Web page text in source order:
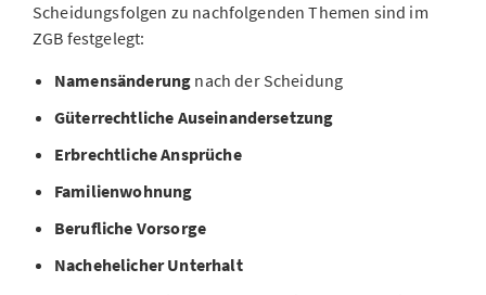
Scheidungsfolgen zu nachfolgenden Themen sind im
ZGB festgelegt:
Namensänderung nach der Scheidung
Güterrechtliche Auseinandersetzung
Erbrechtliche Ansprüche
Familienwohnung
Berufliche Vorsorge
Nachehelicher Unterhalt